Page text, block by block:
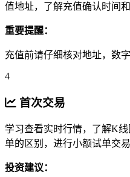
值地址，了解充值确认时间和
重要提醒：
充值前请仔细核对地址，数
4
首次交易
学习查看实时行情，了解K
单的区别，进行小额试单交易
投资建议：